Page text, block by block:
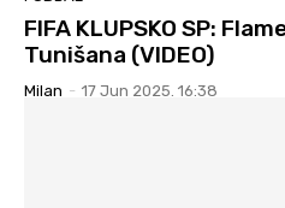
FIFA KLUPSKO SP:
Tunišana (VIDEO)
Milan - 17 Jun 2025. 16:38